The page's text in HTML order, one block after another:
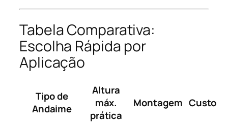
Tabela Comparativa:
Escolha Rápida por
Aplicação
Tipo de
Andaime
Altura
máx.
prática
Montagem Custo